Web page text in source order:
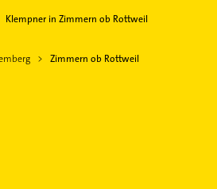
Klempner in Zimmern ob Rottweil
Zimmern ob Rottweil